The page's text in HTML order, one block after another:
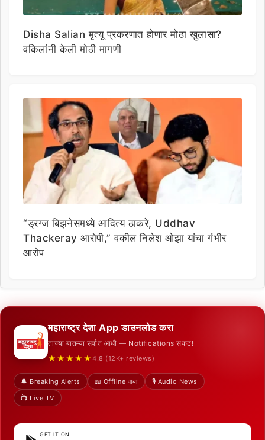
Disha Salian मृत्यू प्रकरणात होणार मोठा खुलासा?
वकिलांनी केली मोठी मागणी
“ड्रग्ज बिझनेसमध्ये आदित्य ठाकरे, Uddhav
Thackeray आरोपी,” वकील निलेश ओझा यांचा गंभीर
आरोप
महाराष्ट्र देशा App डाउनलोड करा
ताज्या बातम्या सर्वात आधी — Notifications सकट!
★★★★★ 4.8 (12K+ reviews)
🔔 Breaking Alerts 📖 Offline वाचा
🎙️ Audio News
📺 Live TV
GET IT ON